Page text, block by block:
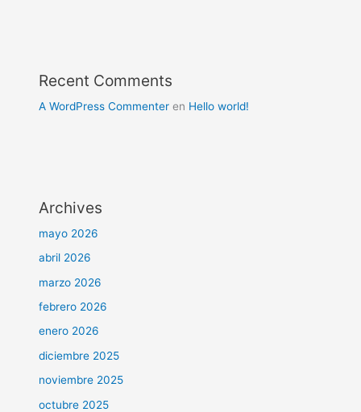
Recent Comments
A WordPress Commenter en Hello world!
Archives
mayo 2026
abril 2026
marzo 2026
febrero 2026
enero 2026
diciembre 2025
noviembre 2025
octubre 2025